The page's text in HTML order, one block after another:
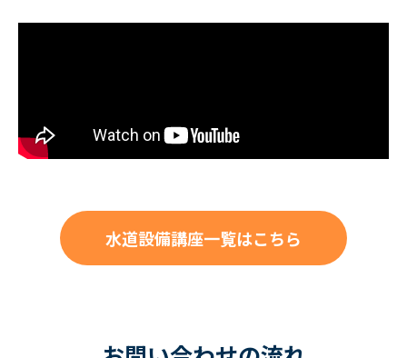
水道設備講座一覧はこちら